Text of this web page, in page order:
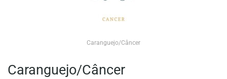
Caranguejo/Câncer
Caranguejo/Câncer